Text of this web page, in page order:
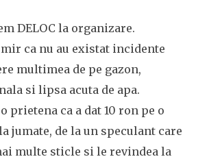
DELOC la organizare.
ca nu au existat incidente
multimea de pe gazon,
si lipsa acuta de apa.
prietena ca a dat 10 ron pe o
jumate, de la un speculant care
multe sticle si le revindea la